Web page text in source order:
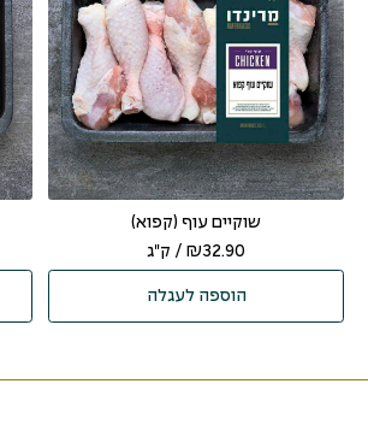
שוקיים עוף (קפוא)
₪32.90 / ק"ג
הוספה לעגלה